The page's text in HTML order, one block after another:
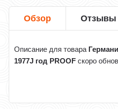
Обзор Отзывы
Описание для товара
1977J год PROOF скоро